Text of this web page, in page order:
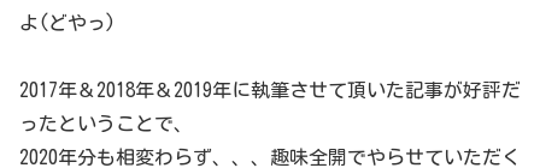
よ(どやっ)
2017年＆2018年＆2019年に執筆させて頂いた記事が好評だ
ったということで、
2020年分も相変わらず、、、趣味全開でやらせていただく